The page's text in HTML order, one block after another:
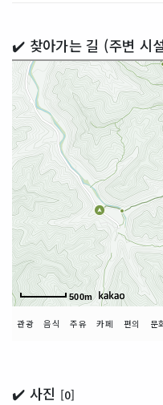
✔️ 찾아가는 길 (주변 시
500m
관광 음식 주유 카페 편의 문
✔️ 사진 [0]